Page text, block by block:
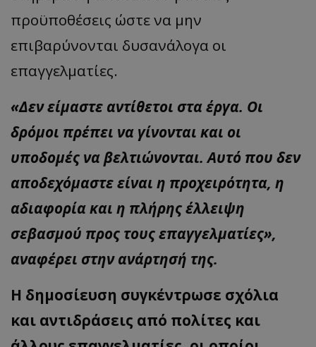
προϋποθέσεις ώστε να μην
επιβαρύνονται δυσανάλογα οι
επαγγελματίες.
«Δεν είμαστε αντίθετοι στα έργα. Οι
δρόμοι πρέπει να γίνονται και οι
υποδομές να βελτιώνονται. Αυτό που δεν
αποδεχόμαστε είναι η προχειρότητα, η
αδιαφορία και η πλήρης έλλειψη
σεβασμού προς τους επαγγελματίες»,
αναφέρει στην ανάρτησή της.
Η δημοσίευση συγκέντρωσε σχόλια
και αντιδράσεις από πολίτες και